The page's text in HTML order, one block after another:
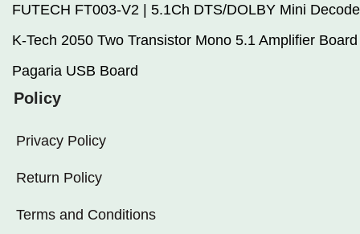
FUTECH FT003-V2 | 5.1Ch DTS/DOLBY Mini
K-Tech 2050 Two Transistor Mono 5.1 Amplifier Board
Pagaria USB Board
Policy
Privacy Policy
Return Policy
Terms and Conditions